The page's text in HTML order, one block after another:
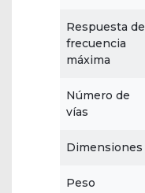
Respuesta de
frecuencia
máxima
Número de
vías
Dimensiones
Peso